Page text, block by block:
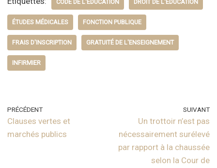
CODE DE L'ÉDUCATION DROIT DE L'ÉDUCATION
ÉTUDES MÉDICALES FONCTION PUBLIQUE
FRAIS D'INSCRIPTION GRATUITÉ DE L'ENSEIGNEMENT
INFIRMIER
PRÉCÉDENT
Clauses vertes et
marchés publics
SUIVANT
Un trottoir n’est pas
nécessairement surélevé
par rapport à la chaussée
selon la Cour de